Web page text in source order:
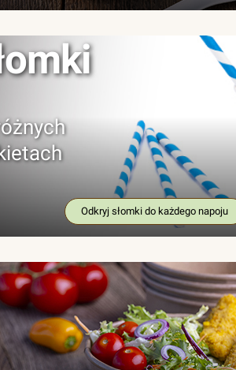
Odkryj słomki do każdego napoju